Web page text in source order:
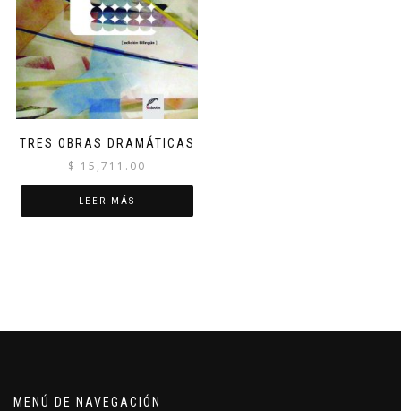
TRES OBRAS DRAMÁTICAS
$ 15,711.00
LEER MÁS
MENÚ DE NAVEGACIÓN